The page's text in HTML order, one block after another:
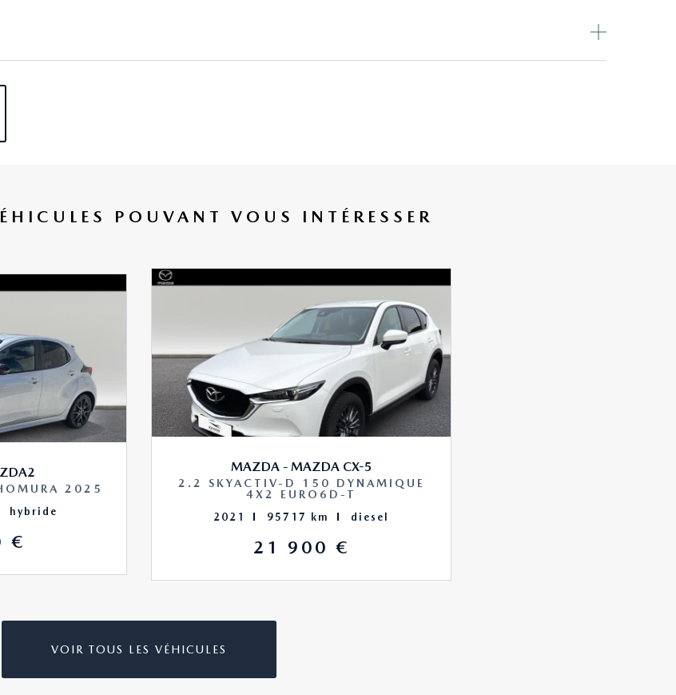
POUVANT VOUS INTÉRESSER
2025
hybride
€
MAZDA - MAZDA CX-5
2.2 SKYACTIV-D 150 DYNAMIQUE
4X2 EURO6D-T
2021 95717 km diesel
21 900 €
VOIR TOUS LES VÉHICULES